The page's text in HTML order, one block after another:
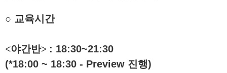
○ 교육시간
<야간반> : 18:30~21:30
(*18:00 ~ 18:30 - Preview 진행)